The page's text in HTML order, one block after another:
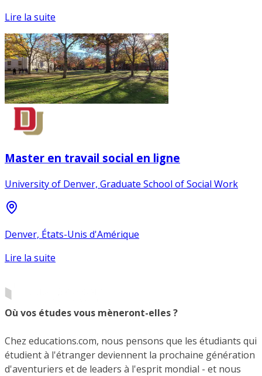
Lire la suite
Master en travail social en ligne
University of Denver, Graduate School of Social Work
Denver, États-Unis d'Amérique
Lire la suite
Où vos études vous mèneront-elles ?
Chez educations.com, nous pensons que les étudiants qui
étudient à l'étranger deviennent la prochaine génération
d'aventuriers et de leaders à l'esprit mondial - et nous